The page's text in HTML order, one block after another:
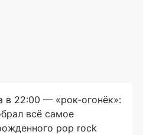
в 22:00 — «рок-огонёк»:
всё самое
pop rock